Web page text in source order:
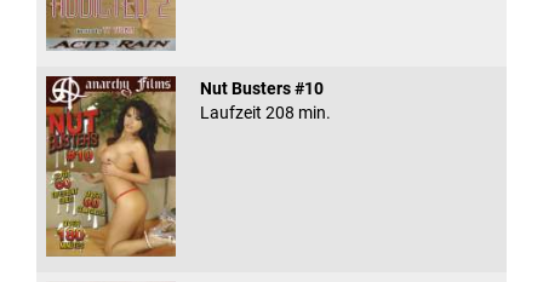
Nut Busters #10
Laufzeit 208 min.